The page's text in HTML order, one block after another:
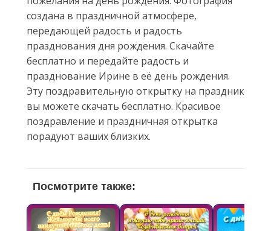
создана в праздничной атмосфере,
передающей радость и радость
празднования дня рождения. Скачайте
бесплатно и передайте радость и
празднование Ирине в её день рождения.
Эту поздравительную открытку на праздник
вы можете скачать бесплатно. Красивое
поздравление и праздничная открытка
порадуют ваших близких.
Посмотрите также: